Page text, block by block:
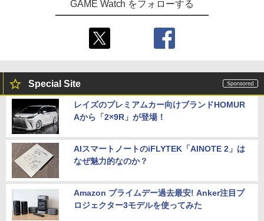
GAME Watch をフォローする
Special Site
レイズのプレミアムカー向けブランドHOMUR
Aから「2×9R」が登場！
AIスマートノートのiFLYTEK「AINOTE 2」は
なぜ魅力的なのか？
Amazon プライムデー過去最安! Anker注目プ
ロジェクター3モデルを使ってみた